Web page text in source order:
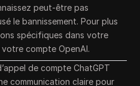
peut-être pas
le bannissement. Pour plus
spécifiques dans votre
compte OpenAI.
de compte ChatGPT
communication claire pour